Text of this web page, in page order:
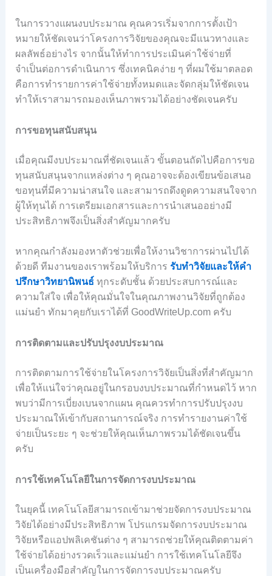
ในการวางแผนงบประมาณ คุณควรเริ่มจากการตั้งเป้า
หมายให้ชัดเจนว่าโครงการวิจัยของคุณจะมีแนวทางและ
ผลลัพธ์อย่างไร จากนั้นให้ทำการประเมินค่าใช้จ่ายที่
จำเป็นต่อการดำเนินการ ซึ่งเทคนิคง่าย ๆ ที่ผมใช้มาตลอด
คือการทำรายการค่าใช้จ่ายทั้งหมดและจัดกลุ่มให้ชัดเจน
ทำให้เราสามารถมองเห็นภาพรวมได้อย่างชัดเจนครับ
การขอทุนสนับสนุน
เมื่อคุณมีงบประมาณที่ชัดเจนแล้ว ขั้นตอนถัดไปคือการขอ
ทุนสนับสนุนจากแหล่งต่าง ๆ คุณอาจจะต้องเขียนข้อเสนอ
ขอทุนที่มีความน่าสนใจ และสามารถดึงดูดความสนใจจาก
ผู้ให้ทุนได้ การเตรียมเอกสารและการนำเสนออย่างมี
ประสิทธิภาพจึงเป็นสิ่งสำคัญมากครับ
หากคุณกำลังมองหาตัวช่วยเพื่อให้งานวิชาการผ่านไปได้
ด้วยดี ทีมงานของเราพร้อมให้บริการ รับทำวิจัยและให้คำ
ปรึกษาวิทยานิพนธ์ ทุกระดับชั้น ด้วยประสบการณ์และ
ความใส่ใจ เพื่อให้คุณมั่นใจในคุณภาพงานวิจัยที่ถูกต้อง
แม่นยำ ทักมาคุยกับเราได้ที่ GoodWriteUp.com ครับ
การติดตามและปรับปรุงงบประมาณ
การติดตามการใช้จ่ายในโครงการวิจัยเป็นสิ่งที่สำคัญมาก
เพื่อให้แน่ใจว่าคุณอยู่ในกรอบงบประมาณที่กำหนดไว้ หาก
พบว่ามีการเบี่ยงเบนจากแผน คุณควรทำการปรับปรุงงบ
ประมาณให้เข้ากับสถานการณ์จริง การทำรายงานค่าใช้
จ่ายเป็นระยะ ๆ จะช่วยให้คุณเห็นภาพรวมได้ชัดเจนขึ้น
ครับ
การใช้เทคโนโลยีในการจัดการงบประมาณ
ในยุคนี้ เทคโนโลยีสามารถเข้ามาช่วยจัดการงบประมาณ
วิจัยได้อย่างมีประสิทธิภาพ โปรแกรมจัดการงบประมาณ
วิจัยหรือแอปพลิเคชันต่าง ๆ สามารถช่วยให้คุณติดตามค่า
ใช้จ่ายได้อย่างรวดเร็วและแม่นยำ การใช้เทคโนโลยีจึง
เป็นเครื่องมือสำคัญในการจัดการงบประมาณครับ